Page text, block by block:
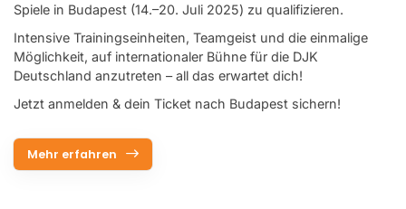
Spiele in Budapest (14.–20. Juli 2025) zu qualifizieren.
Intensive Trainingseinheiten, Teamgeist und die einmalige
Möglichkeit, auf internationaler Bühne für die DJK
Deutschland anzutreten – all das erwartet dich!
Jetzt anmelden & dein Ticket nach Budapest sichern!
Mehr erfahren